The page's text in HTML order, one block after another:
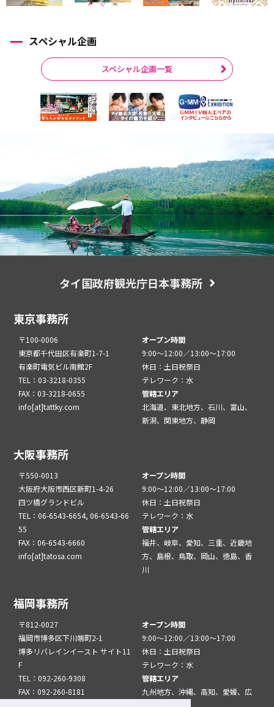
スペシャル企画
スペシャル企画一覧
タイ国政府観光庁日本事務所
東京事務所
〒100-0006
東京都千代田区有楽町1-7-1
有楽町電気ビル南館2F
TEL：03-3218-0355
FAX：03-3218-0655
info[at]tattky.com
オープン時間
9:00～12:00／13:00～17:00
休日：土日祝祭日
テレワーク：水
管轄エリア
北海道、東北地方、石川、富山、
新潟、関東地方、静岡
大阪事務所
〒550-0013
大阪府大阪市西区新町1-4-26
四ツ橋グランドビル
TEL：06-6543-6654, 06-6543-66
55
FAX：06-6543-6660
info[at]tatosa.com
オープン時間
9:00～12:00／13:00～17:00
休日：土日祝祭日
テレワーク：水
管轄エリア
福井、岐阜、愛知、三重、近畿地
方、島根、鳥取、岡山、徳島、香
川
福岡事務所
〒812-0027
福岡市博多区下川端町2-1
博多リバレインイースト サイト11
F
TEL：092-260-9308
FAX：092-260-8181
オープン時間
9:00～12:00／13:00～17:00
休日：土日祝祭日
テレワーク：水
管轄エリア
九州地方、沖縄、高知、愛媛、広